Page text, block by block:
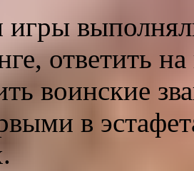
ответить
воинские
в